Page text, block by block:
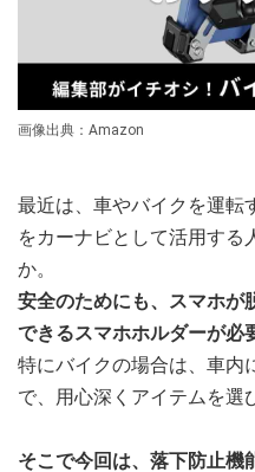
画像出典：Amazon
最近は、車やバイクを運転
をカーナビとして活用する
か。
安全のためにも、スマホが
できるスマホホルダーが必
特にバイクの場合は、車内
で、用心深くアイテムを選
そこで今回は、落下防止機